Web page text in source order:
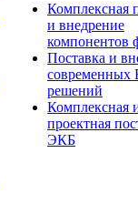
Комплексная
и внедрение
компонентов
Поставка и
решений
Комплексная
проектная
ЭКБ